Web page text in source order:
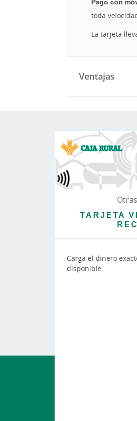
toda
La tarjeta
Ventajas
TARJETA
Carga el dinero
disponible.